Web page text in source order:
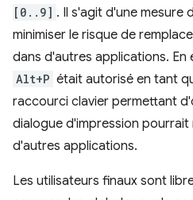
[0..9] . Il s'agit d'une mesure
minimiser le risque de
dans d'autres applications. En
Alt+P était autorisé en tant
raccourci clavier permettant
dialogue d'impression
d'autres applications.
Les utilisateurs finaux sont